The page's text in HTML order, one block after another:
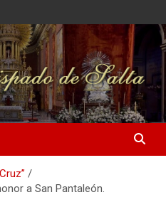
Salta
a San Pantaleón.